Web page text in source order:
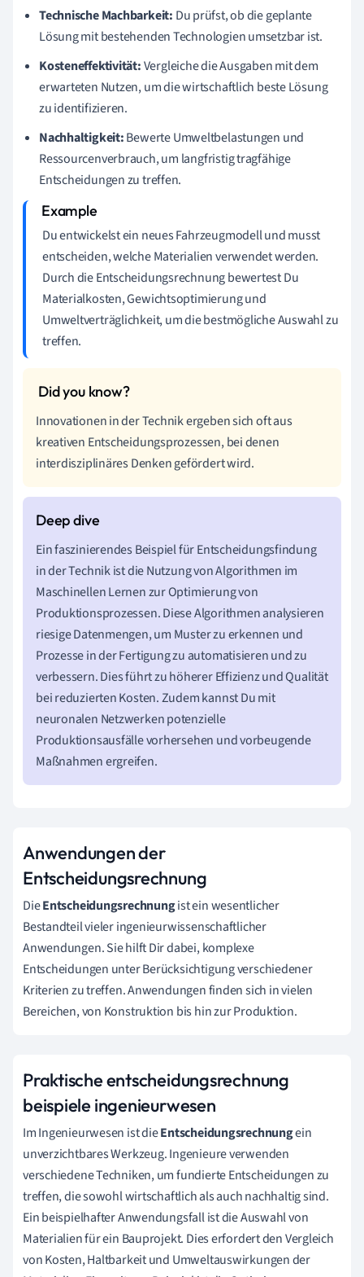
Technische Machbarkeit: Du prüfst, ob die geplante
Lösung mit bestehenden Technologien umsetzbar ist.
Kosteneffektivität:Vergleiche die Ausgaben mit dem
erwarteten Nutzen, um die wirtschaftlich beste Lösung
zu identifizieren.
Nachhaltigkeit:Bewerte Umweltbelastungen und
Ressourcenverbrauch, um langfristig tragfähige
Entscheidungen zu treffen.
Du entwickelst ein neues Fahrzeugmodell und musst
entscheiden, welche Materialien verwendet werden.
Durch die Entscheidungsrechnung bewertest Du
Materialkosten, Gewichtsoptimierung und
Umweltverträglichkeit, um die bestmögliche Auswahl zu
treffen.
Innovationen in der Technik ergeben sich oft aus
kreativen Entscheidungsprozessen, bei denen
interdisziplinäres Denken gefördert wird.
Ein faszinierendes Beispiel für Entscheidungsfindung
in der Technik ist die Nutzung von Algorithmen im
Maschinellen Lernen zur Optimierung von
Produktionsprozessen. Diese Algorithmen analysieren
riesige Datenmengen, um Muster zu erkennen und
Prozesse in der Fertigung zu automatisieren und zu
verbessern. Dies führt zu höherer Effizienz und Qualität
bei reduzierten Kosten. Zudem kannst Du mit
neuronalen Netzwerken potenzielle
Produktionsausfälle vorhersehen und vorbeugende
Maßnahmen ergreifen.
Anwendungen der
Entscheidungsrechnung
DieEntscheidungsrechnungist ein wesentlicher
Bestandteil vieler ingenieurwissenschaftlicher
Anwendungen. Sie hilft Dir dabei, komplexe
Entscheidungen unter Berücksichtigung verschiedener
Kriterien zu treffen. Anwendungen finden sich in vielen
Bereichen, von Konstruktion bis hin zur Produktion.
Praktische entscheidungsrechnung
beispiele ingenieurwesen
Im Ingenieurwesen ist dieEntscheidungsrechnungein
unverzichtbares Werkzeug. Ingenieure verwenden
verschiedene Techniken, um fundierte Entscheidungen zu
treffen, die sowohl wirtschaftlich als auch nachhaltig sind.
Ein beispielhafter Anwendungsfall ist die Auswahl von
Materialien für ein Bauprojekt. Dies erfordert den Vergleich
von Kosten, Haltbarkeit und Umweltauswirkungen der